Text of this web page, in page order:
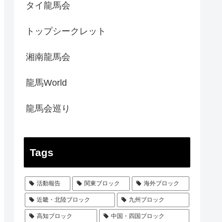
タイ龍馬会
トップシークレット
湘南龍馬会
龍馬World
龍馬会巡り
Tags
活動報告 関東ブロック 海外ブロック
近畿・北陸ブロック 九州ブロック
高知ブロック 中国・四国ブロック